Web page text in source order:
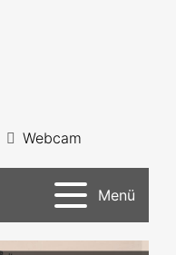
Webcam
Menü